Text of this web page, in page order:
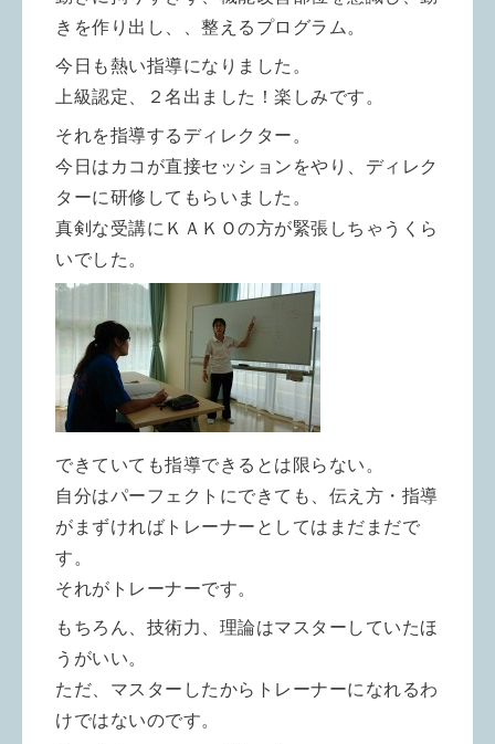
きを作り出し、、整えるプログラム。
今日も熱い指導になりました。
上級認定、２名出ました！楽しみです。
それを指導するディレクター。
今日はカコが直接セッションをやり、ディレク
ターに研修してもらいました。
真剣な受講にＫＡＫＯの方が緊張しちゃうくら
いでした。
できていても指導できるとは限らない。
自分はパーフェクトにできても、伝え方・指導
がまずければトレーナーとしてはまだまだで
す。
それがトレーナーです。
もちろん、技術力、理論はマスターしていたほ
うがいい。
ただ、マスターしたからトレーナーになれるわ
けではないのです。